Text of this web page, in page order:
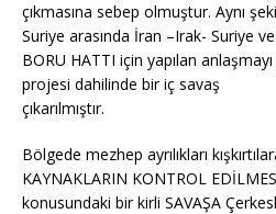
çıkmasına sebep olmuştur. Aynı
Suriye arasında İran –Irak- Suriye
BORU HATTI için yapılan
projesi dahilinde bir iç savaş
Bölgede mezhep ayrılıkları
KAYNAKLARIN KONTROL
konusundaki bir kirli SAVAŞA